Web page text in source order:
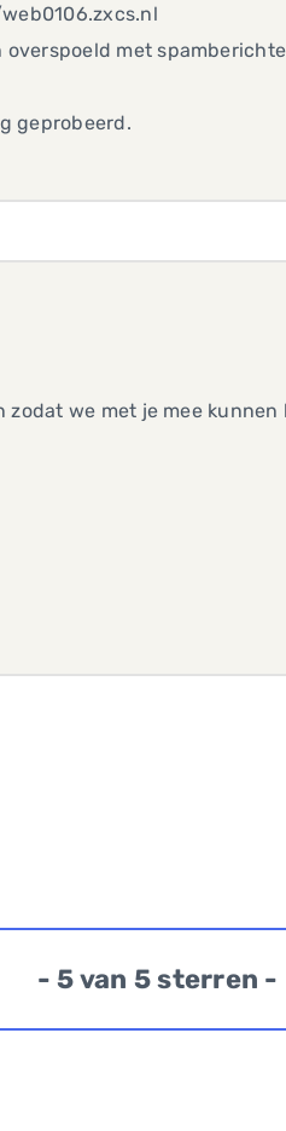
met
geprobeerd.
we met je mee kunnen
- 5 van 5 sterren -